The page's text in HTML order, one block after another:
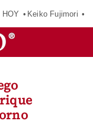
HOY Keiko Fujimori